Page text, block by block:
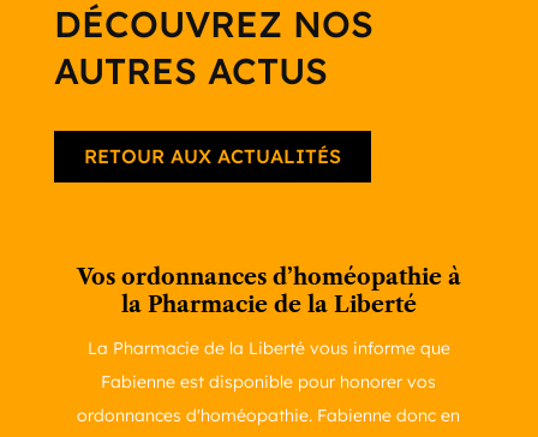
DÉCOUVREZ NOS
AUTRES ACTUS
RETOUR AUX ACTUALITÉS
Vos ordonnances d’homéopathie à
la Pharmacie de la Liberté
La Pharmacie de la Liberté vous informe que
Fabienne est disponible pour honorer vos
ordonnances d'homéopathie. Fabienne donc en